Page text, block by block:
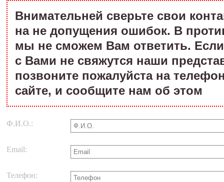
Внимательней сверьте свои
на не допущения ошибок. В
мы не сможем Вам ответить.
с Вами не свяжутся наши
позвоните пожалуйста на
сайте, и сообщите нам об этом
Ф.И.О.:
Email:
Телефон: